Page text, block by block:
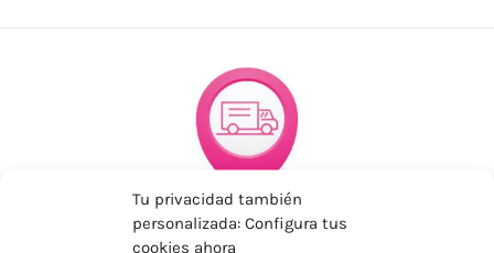
Tu privacidad también
personalizada: Configura tus
cookies ahora
ENVÍOS ECONÓMICOS